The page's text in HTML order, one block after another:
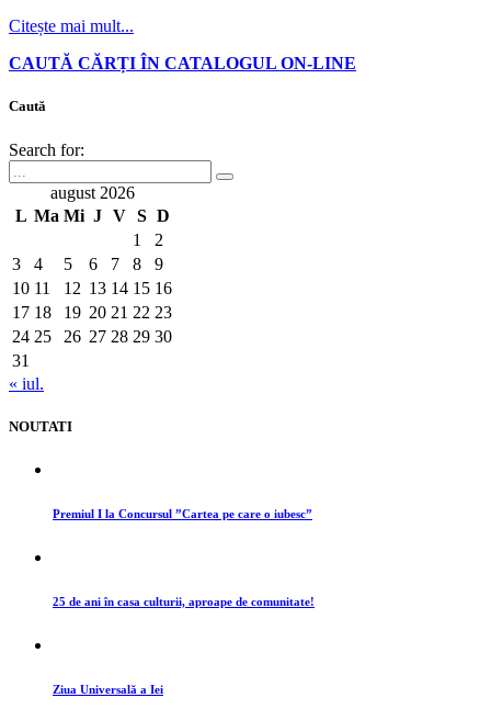
Citește mai mult...
CAUTĂ CĂRȚI ÎN CATALOGUL ON-LINE
Caută
Search for:
august 2026
L Ma Mi J V S D
1
2
3
4 5 6 7 8
9
10 11 12 13 14 15 16
17 18 19 20 21 22 23
24 25 26 27 28 29 30
31
« iul.
NOUTATI
Premiul I la Concursul ”Cartea pe care o iubesc”
25 de ani în casa culturii, aproape de comunitate!
Ziua Universală a Iei